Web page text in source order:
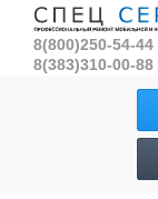
8(800)250-54-44
8(383)310-00-88